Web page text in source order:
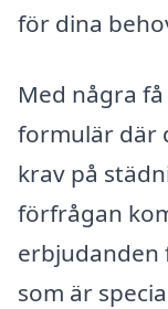
för dina
Med några
formulär där
krav på
förfrågan
erbjudanden
som är